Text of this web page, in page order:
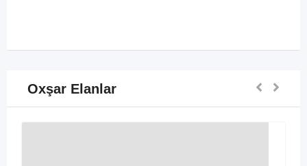
Oxşar Elanlar